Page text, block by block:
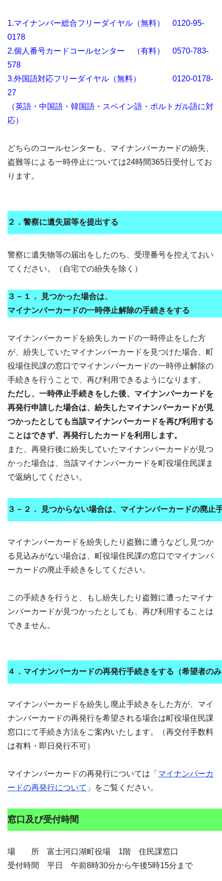
1.マイナンバー総合フリーダイヤル（無料） 0120-95-
0178
2.個人番号カードコールセンター （有料） 0570-783-
578
3.外国語対応フリーダイヤル（無料） 0120-0178-
27
（英語・中国語・韓国語・スペイン語・ポルトガル語に対
応）
どちらのコールセンターも、マイナンバーカードの紛失、
盗難等による一時停止については24時間365日受付してお
ります。
２．警察に遺失届等を提出する
警察に遺失物等の届出をしたのち、受理番号を控えておい
てください。（自宅での紛失を除く）
３－１．
見つかった場合は、
マイナンバーカードの一時停止解除の手続きをする
マイナンバーカードを紛失しカードの一時停止をした方
が、紛失していたマイナンバーカードを見つけた場合、町
役場住民課の窓口でマイナンバーカードの一時停止解除の
手続きを行うことで、再び利用できるようになります。
ただし、一時停止手続きをした後、マイナンバーカードを
再発行申請した場合は、紛失したマイナンバーカードが見
つかったとしても当該マイナンバーカードを再び利用する
ことはできず、再発行したカードを利用します。
また、再発行後に紛失していたマイナンバーカードが見つ
かった場合は、当該マイナンバーカードを町役場住民課ま
で返納してください。
３－２． 見つからない場合は、マイナンバーカードの廃止
マイナンバーカードを紛失したり盗難に遭うなどし見つか
る見込みがない場合は、町役場住民課の窓口でマイナンバ
ーカードの廃止手続きをしてください。
この手続きを行うと、もし紛失したり盗難に遭ったマイナ
ンバーカードが見つかったとしても、再び利用することは
できません。
４． マイナンバーカードの再発行手続きをする（希望者の
マイナンバーカードを紛失し廃止手続きをした方が、マイ
ナンバーカードの再発行を希望される場合は町役場住民課
窓口にて手続き方法をご案内いたします。（再交付手数料
は有料・即日発行不可）
マイナンバーカードの再発行については「 マイナンバーカ
ードの再発行について 」をご覧ください。
窓口及び受付時間
場 所 富士河口湖町役場 1階 住民課窓口
受付時間 平日 午前8時30分から午後5時15分まで